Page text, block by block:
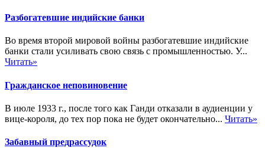
Разбогатевшие индийские банки
Во время второй мировой войны разбогатевшие индийские
банки стали усиливать свою связь с промышленностью. У...
Читать»
Гражданское неповиновение
В июле 1933 г., после того как Ганди отказали в аудиенции у
вице-короля, до тех пор пока не будет окончательно... Читать»
Забавный предрассудок